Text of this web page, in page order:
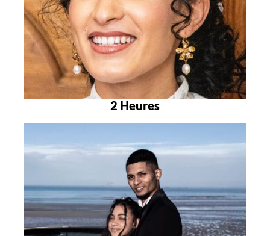
2 Heures